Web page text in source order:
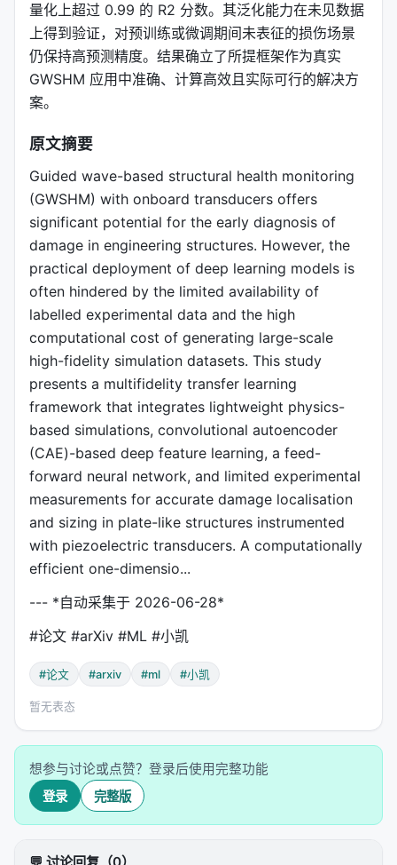
量化上超过 0.99 的 R2 分数。其泛化能力在未见数据
上得到验证，对预训练或微调期间未表征的损伤场景
仍保持高预测精度。结果确立了所提框架作为真实
GWSHM 应用中准确、计算高效且实际可行的解决方
案。
原文摘要
Guided wave-based structural health monitoring
(GWSHM) with onboard transducers offers
significant potential for the early diagnosis of
damage in engineering structures. However, the
practical deployment of deep learning models is
often hindered by the limited availability of
labelled experimental data and the high
computational cost of generating large-scale
high-fidelity simulation datasets. This study
presents a multifidelity transfer learning
framework that integrates lightweight physics-
based simulations, convolutional autoencoder
(CAE)-based deep feature learning, a feed-
forward neural network, and limited experimental
measurements for accurate damage localisation
and sizing in plate-like structures instrumented
with piezoelectric transducers. A computationally
efficient one-dimensio...
--- *自动采集于 2026-06-28*
#论文 #arXiv #ML #小凯
#论文 #arxiv #ml #小凯
暂无表态
想参与讨论或点赞？登录后使用完整功能
登录 完整版